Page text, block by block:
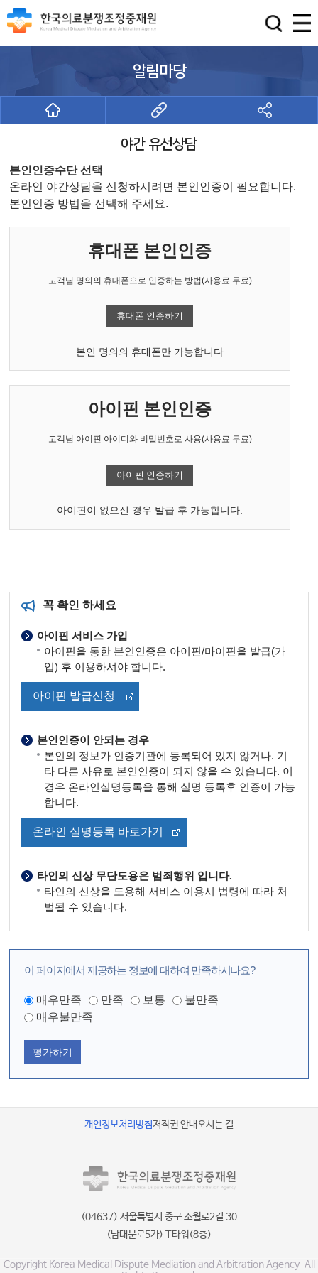
알림마당
야간 유선상담
본인인증수단 선택
온라인 야간상담을 신청하시려면 본인인증이 필요합니다.
본인인증 방법을 선택해 주세요.
휴대폰 본인인증
고객님 명의의 휴대폰으로 인증하는 방법(사용료 무료)
휴대폰 인증하기
본인 명의의 휴대폰만 가능합니다
아이핀 본인인증
고객님 아이핀 아이디와 비밀번호로 사용(사용료 무료)
아이핀 인증하기
아이핀이 없으신 경우 발급 후 가능합니다.
꼭 확인 하세요
아이핀 서비스 가입
아이핀을 통한 본인인증은 아이핀/마이핀을 발급(가
입) 후 이용하셔야 합니다.
아이핀 발급신청
본인인증이 안되는 경우
본인의 정보가 인증기관에 등록되어 있지 않거나. 기
타 다른 사유로 본인인증이 되지 않을 수 있습니다. 이
경우 온라인실명등록을 통해 실명 등록후 인증이 가능
합니다.
온라인 실명등록 바로가기
타인의 신상 무단도용은 범죄행위 입니다.
타인의 신상을 도용해 서비스 이용시 법령에 따라 처
벌될 수 있습니다.
이 페이지에서 제공하는 정보에 대하여 만족하시나요?
매우만족 만족 보통
불만족
매우불만족
평가하기
개인정보처리방침저작권 안내오시는 길
(04637) 서울특별시 중구 소월로2길 30
(남대문로5가) T타워(8층)
Copyright Korea Medical Dispute Mediation and Arbitration Agency. All